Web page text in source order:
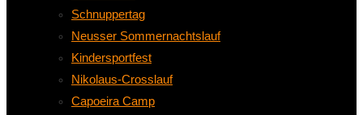
Schnuppertag
Neusser Sommernachtslauf
Kindersportfest
Nikolaus-Crosslauf
Capoeira Camp